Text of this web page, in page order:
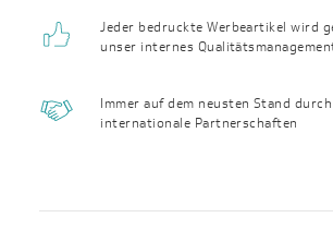
Jeder bedruckte Werbeartikel wird
unser internes
Immer auf dem neusten Stand
internationale Partnerschaften